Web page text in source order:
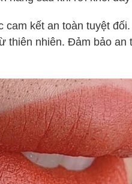
kết an toàn tuyệt
thiên nhiên. Đảm bảo